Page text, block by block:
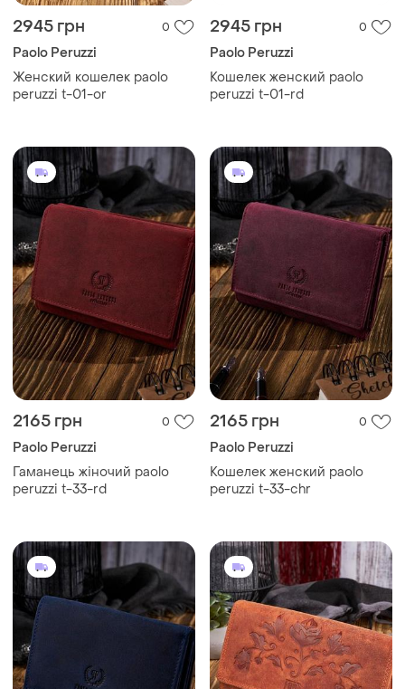
2945 грн 0
Paolo Peruzzi
Женский кошелек paolo
peruzzi t-01-or
2945 грн 0
Paolo Peruzzi
Кошелек женский paolo
peruzzi t-01-rd
2165 грн 0
Paolo Peruzzi
Гаманець жіночий paolo
peruzzi t-33-rd
2165 грн 0
Paolo Peruzzi
Кошелек женский paolo
peruzzi t-33-chr